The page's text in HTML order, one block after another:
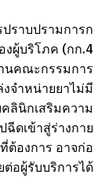
ราบปรามการก
งผู้บริโภค (กก.4
นคณะกรรมการ
จำหน่ายยาไม่มี
ลินิกเสริมความ
ดเข้าสู่ร่างกาย
ต้องการ อาจก่อ
อผู้รับบริการได้